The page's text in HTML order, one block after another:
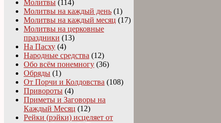
Молитвы (114)
Молитвы на каждый день (1)
Молитвы на каждый месяц (17)
Молитвы на церковные
праздники (13)
На Пасху (4)
Народные средства (12)
Обо всём понемногу (36)
Обряды (1)
От Порчи и Колдовства (108)
Привороты (4)
Приметы и Заговоры на
Каждый Месяц (12)
Рейки (рэйки) исцеляет от